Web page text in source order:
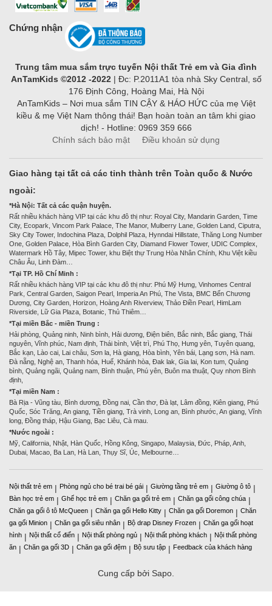
Chứng nhận
Trung tâm mua sắm trực tuyến Nội thất Trẻ em và Gia đình
AnTamKids ©2012 -2022| Đc: P.2011A1 tòa nhà Sky Central, số
176 Định Công, Hoàng Mai, Hà Nội
AnTamKids – Nơi mua sắm TIN CẬY & HÁO HỨC của mẹ Việt
kiều & mẹ Việt Nam thông thái! Bạn hoàn toàn an tâm khi giao
dịch! - Hotline: 0969 359 666
Chính sách bảo mật
Điều khoản sử dụng
Giao hàng tại tất cả các tỉnh thành trên Toàn quốc & Nước
ngoài:
*Hà Nội: Tất cả các quận huyện.
Rất nhiều khách hàng VIP tại các khu đô thị như: Royal City, Mandarin Garden, Time
City, Ecopark, Vincom Park Palace, The Manor, Mulberry Lane, Golden Land, Ciputra,
Sky City Tower, Indochina Plaza, Dolphil Plaza, Hynndai Hillstate, Thăng Long Number
One, Golden Palace, Hòa Bình Garden City, Diamand Flower Tower, UDIC Complex,
Watermark Hồ Tây, Mipec Tower, khu Biệt thự Trung Hòa Nhân Chính, Khu Việt kiều
Châu Âu, Linh Đàm…
*Tại TP. Hồ Chí Minh :
Rất nhiều khách hàng VIP tại các khu đô thị như: Phú Mỹ Hưng, Vinhomes Central
Park, Central Garden, Saigon Pearl, Imperia An Phú, The Vista, BMC Bến Chương
Dương, City Garden, Horizon, Hoàng Anh Riverview, Thảo Điền Pearl, HimLam
Riverside, Lữ Gia Plaza, Botanic, Thủ Thiêm…
*Tại miền Bắc - miền Trung :
Hải phòng, Quảng ninh, Ninh bình, Hải dương, Điện biên, Bắc ninh, Bắc giang, Thái
nguyên, Vĩnh phúc, Nam định, Thái bình, Việt trì, Phú Thọ, Hưng yên, Tuyên quang,
Bắc kạn, Lào cai, Lai châu, Sơn la, Hà giang, Hòa bình, Yên bái, Lạng sơn, Hà nam.
Đà nẵng, Nghệ an, Thanh hóa, Huế, Khánh hòa, Đak lak, Gia lai, Kon tum, Quảng
bình, Quảng ngãi, Quảng nam, Bình thuận, Phú yên, Buôn ma thuật, Quy nhơn Bình
định,
*Tại miền Nam :
Bà Rịa - Vũng tàu, Bình dương, Đồng nai, Cần thơ, Đà lạt, Lâm đồng, Kiên giang, Phú
Quốc, Sóc Trăng, An giang, Tiền giang, Trà vinh, Long an, Bình phước, An giang, Vĩnh
long, Đồng tháp, Hậu Giang, Bạc Liêu, Cà mau.
*Nước ngoài :
Mỹ, California, Nhật, Hàn Quốc, Hồng Kông, Singapo, Malaysia, Đức, Pháp, Anh,
Dubai, Macao, Ba Lan, Hà Lan, Thụy Sĩ, Úc, Melbourne…
Nội thất trẻ em | Phòng ngủ cho bé trai bé gái | Giường tầng trẻ em | Giường ô tô |
Bàn học trẻ em | Ghế học trẻ em | Chăn ga gối trẻ em | Chăn ga gối công chúa |
Chăn ga gối ô tô McQueen | Chăn ga gối Hello Kitty | Chăn ga gối Doremon | Chăn
ga gối Minion | Chăn ga gối siêu nhân | Bộ drap Disney Frozen | Chăn ga gối hoạt
hình | Nội thất cổ điển | Nội thất phòng ngủ | Nội thất phòng khách | Nội thất phòng
ăn | Chăn ga gối 3D | Chăn ga gối đệm | Bộ sưu tập | Feedback của khách hàng
Cung cấp bởi Sapo.